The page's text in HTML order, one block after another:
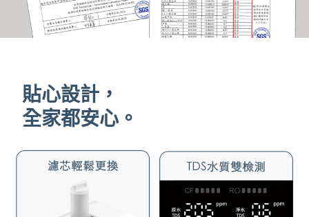
貼心設計，
全家都安心。